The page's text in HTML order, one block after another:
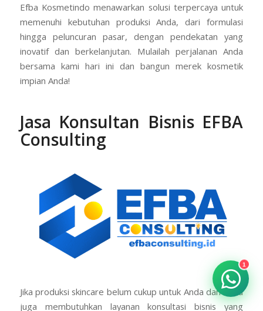
Efba Kosmetindo menawarkan solusi terpercaya untuk
memenuhi kebutuhan produksi Anda, dari formulasi
hingga peluncuran pasar, dengan pendekatan yang
inovatif dan berkelanjutan. Mulailah perjalanan Anda
bersama kami hari ini dan bangun merek kosmetik
impian Anda!
Jasa Konsultan Bisnis EFBA
Consulting
Jika produksi skincare belum cukup untuk Anda dan Anda
juga membutuhkan layanan konsultasi bisnis yang
1